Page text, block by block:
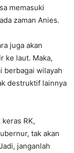
memasuki
zaman Anies.
juga akan
ke laut. Maka,
berbagai wilayah
destruktif lainnya
RK,
tak akan
janganlah